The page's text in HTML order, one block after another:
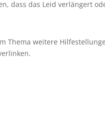
dass das Leid verlängert
Thema weitere